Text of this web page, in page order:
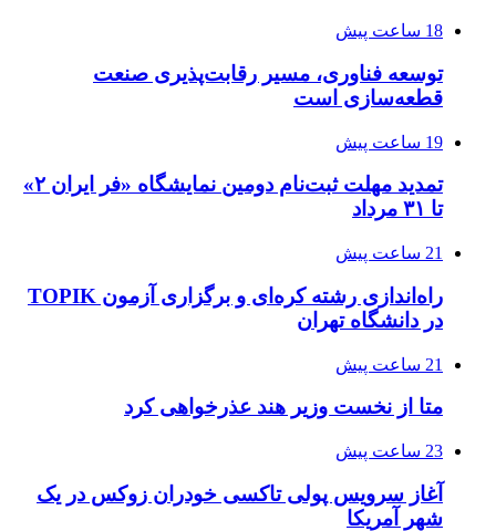
18 ساعت پیش
توسعه فناوری، مسیر رقابت‌پذیری صنعت
قطعه‌سازی است
19 ساعت پیش
تمدید مهلت ثبت‌نام دومین نمایشگاه «فر ایران ۲»
تا ۳۱ مرداد
21 ساعت پیش
راه‌اندازی رشته کره‌ای و برگزاری آزمون TOPIK
در دانشگاه تهران
21 ساعت پیش
متا از نخست وزیر هند عذرخواهی کرد
23 ساعت پیش
آغاز سرویس پولی تاکسی خودران زوکس در یک
شهر آمریکا